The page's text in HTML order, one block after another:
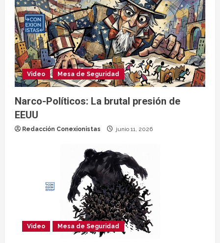
Video Mesa de Seguridad
Narco-Políticos: La brutal presión de
EEUU
Redacción Conexionistas junio 11, 2026
Video Mesa de Seguridad